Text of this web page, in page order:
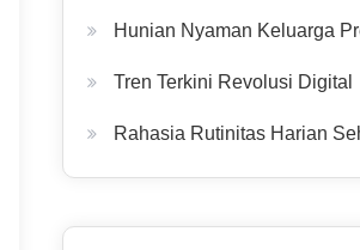
Hunian Nyaman Keluarga
Tren Terkini Revolusi Digital
Rahasia Rutinitas Harian